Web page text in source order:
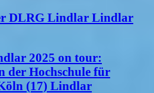
DLRG Lindlar Lindlar
2025 on tour:
der Hochschule für
(17) Lindlar